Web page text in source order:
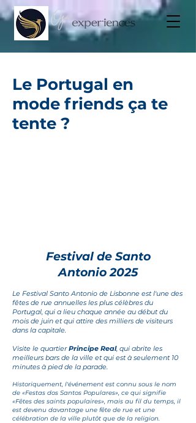
Le Portugal en
mode friends ça te
tente ?
Festival de Santo
Antonio2025
Le Festival Santo Antonio de Lisbonne est l'une des
fêtes de rue annuelles les plus célèbres du
Portugal, qui a lieu chaque année au début du
mois de juin et qui attire des milliers de visiteurs
dans la capitale.
Visite le quartierPrincipe Real, qui abrite les
meilleurs bars de la ville et qui est à seulement 10
minutes à pied de la parade.
Historiquement, l'événement est connu sous le nom
de «Festas dos Santos Populares», ce qui signifie
«Fêtes des saints populaires», mais au fil du temps, il
est devenu davantage une fête de rue et une
célébration de la ville plutôt que de la religion.